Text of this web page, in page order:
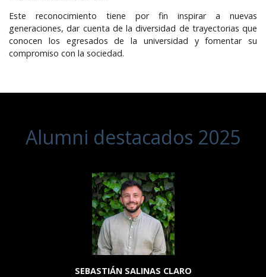
Este reconocimiento tiene por fin inspirar a nuevas
generaciones, dar cuenta de la diversidad de trayectorias que
conocen los egresados de la universidad y fomentar su
compromiso con la sociedad.
Alumni destacados 2025
SEBASTIÁN SALINAS CLARO